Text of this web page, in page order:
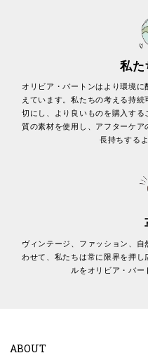
私た
オリビア・バートンはより環境
えています。私たちの考える持
切にし、より良いものを購入す
質の素材を使用し、アフターケ
長持ちする
ヴィンテージ、ファッション、
わせて、私たちは常に限界を押
ルをオリビア・バー
ABOUT